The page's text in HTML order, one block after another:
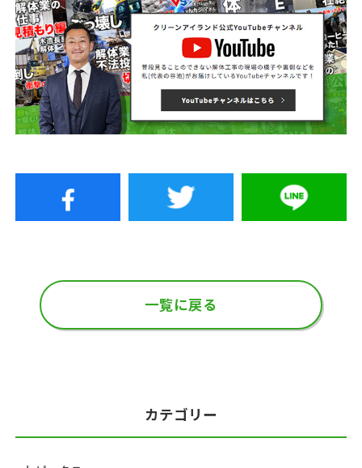
一覧に戻る
カテゴリー